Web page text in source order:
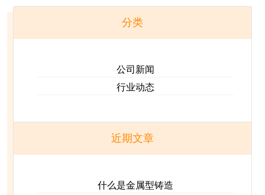
分类
公司新闻
行业动态
近期文章
什么是金属型铸造